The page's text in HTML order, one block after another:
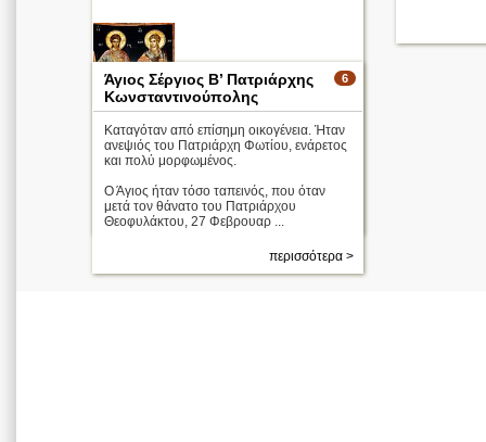
Άγιοι Σέργιος
και Βάκχος
Απολυτίκιο
περισσότερα >
6
Άγιος Σέργιος Β’ Πατριάρχης
Κωνσταντινούπολης
Καταγόταν από επίσημη οικογένεια. Ήταν
ανεψιός του Πατριάρχη Φωτίου, ενάρετος
και πολύ μορφωμένος.
Ο Άγιος ήταν τόσο ταπεινός, που όταν
μετά τον θάνατο του Πατριάρχου
Θεοφυλάκτου, 27 Φεβρουαρ ...
περισσότερα >